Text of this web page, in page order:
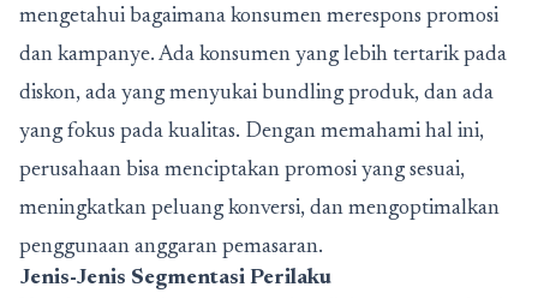
mengetahui bagaimana konsumen merespons promosi
dan kampanye. Ada konsumen yang lebih tertarik pada
diskon, ada yang menyukai bundling produk, dan ada
yang fokus pada kualitas. Dengan memahami hal ini,
perusahaan bisa menciptakan promosi yang sesuai,
meningkatkan peluang konversi, dan mengoptimalkan
penggunaan anggaran pemasaran.
Jenis-Jenis Segmentasi Perilaku